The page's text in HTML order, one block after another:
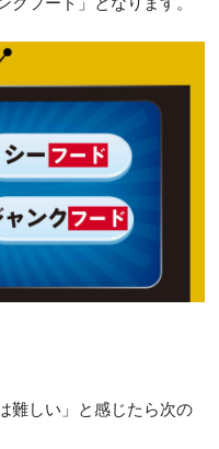
難しい」と感じたら次の